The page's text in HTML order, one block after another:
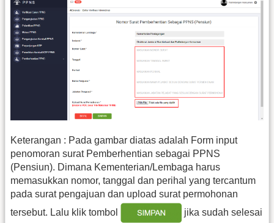
Keterangan : Pada gambar diatas adalah Form input
penomoran surat Pemberhentian sebagai PPNS
(Pensiun). Dimana Kementerian/Lembaga harus
memasukkan nomor, tanggal dan perihal yang tercantum
pada surat pengajuan dan upload surat permohonan
tersebut. Lalu klik tombol
jika sudah selesai